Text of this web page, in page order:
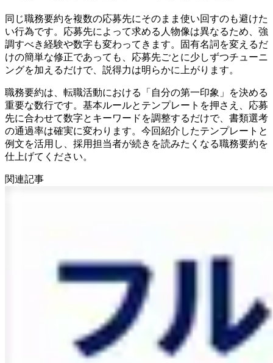
同じ職務要約を複数の応募先にそのまま使い回すのも避けた
い行為です。応募先によって求める人物像は異なるため、強
調すべき経験や数字も変わってきます。固有名詞を変えるだ
けの簡単な修正であっても、応募先ごとに少しずつチューニ
ングを加えるだけで、説得力は明らかに上がります。
職務要約は、転職活動における「自分の第一印象」を決める
重要な数行です。基本ルールとテンプレートを押さえ、応募
先に合わせて数字とキーワードを調整するだけで、書類選考
の通過率は確実に変わります。今回紹介したテンプレートと
例文を活用し、採用担当者が続きを読みたくなる職務要約を
仕上げてください。
関連記事